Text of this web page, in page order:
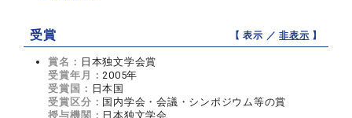
受賞 【 表示 ／非表示 】
賞名： 日本独文学会賞
受賞年月：2005年
受賞国： 日本国
受賞区分： 国内学会・会議・シンポジウム等の賞
授与機関： 日本独文学会